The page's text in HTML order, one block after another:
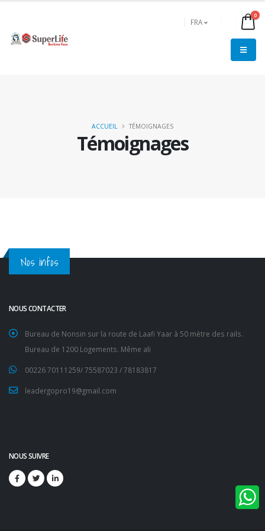
FRA
0
Témoignages
ACCUEIL TÉMOIGNAGES
Nos infos
NOUS CONTACTER
Bureau de Nonsin sur la route de Laafi Yaar à 50 mètre des rails.
Bureau de 1200 Logements. Même ali
00226 70111259/ 75587023 / 78183817
leadergopro19@gmail.com
NOUS SUIVRE